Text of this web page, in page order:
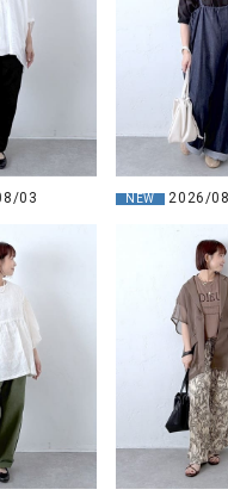
RAW（ジースターロウ）
SPEED（グッドスピード）
ガイモ）
（グラミチ）
a sense of fullment
（ハンター）
チ）
リマ）
03 NEW 2026/